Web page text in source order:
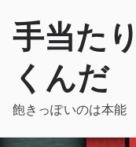
手当た
くんだ
飽きっぽいのは本能